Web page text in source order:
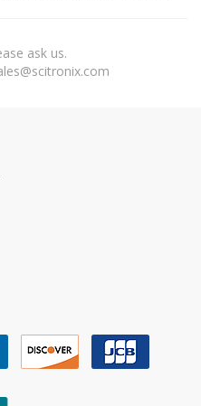
ask us.